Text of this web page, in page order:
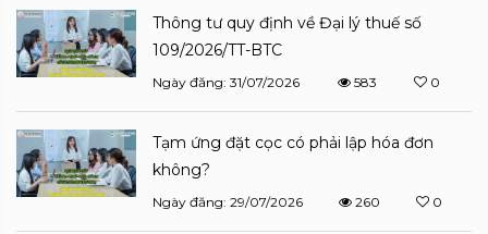
Thông tư quy định về Đại lý thuế số
109/2026/TT-BTC
Ngày đăng: 31/07/2026 583 0
Tạm ứng đặt cọc có phải lập hóa đơn
không?
Ngày đăng: 29/07/2026 260 0